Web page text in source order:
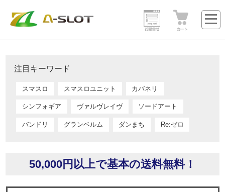
注目キーワード
スマスロ スマスロユニット カバネリ
シンフォギア ヴァルヴレイヴ ソードアート
バンドリ グランベルム ダンまち Re:ゼロ
50,000円以上で基本の送料無料！